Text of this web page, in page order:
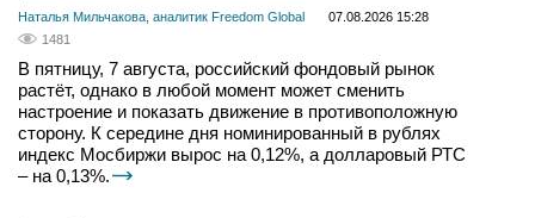
Наталья Мильчакова, аналитик Freedom Global
07.08.2026 15:28
1481
В пятницу, 7 августа, российский фондовый рынок
растёт, однако в любой момент может сменить
настроение и показать движение в противоположную
сторону. К середине дня номинированный в рублях
индекс Мосбиржи вырос на 0,12%, а долларовый РТС
– на 0,13%.